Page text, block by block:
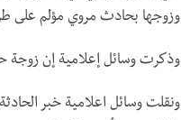
وزوجها بحادث مروي مؤلم على
وذكرت وسائل إعلامية إن زوجة